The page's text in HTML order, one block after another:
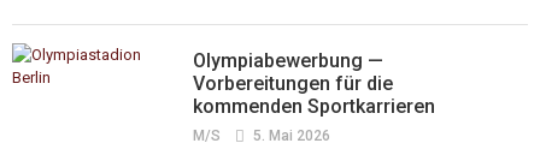
Olympiabewerbung —
Vorbereitungen für die
kommenden Sportkarrieren
M/s 5. Mai 2026